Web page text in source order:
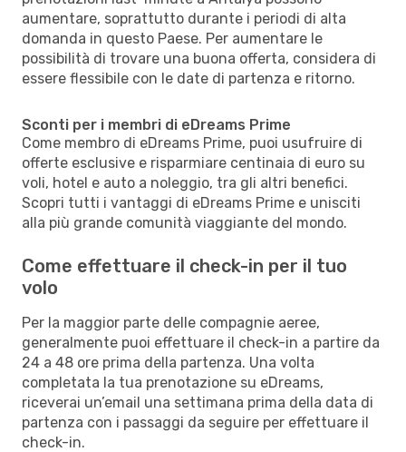
aumentare, soprattutto durante i periodi di alta
domanda in questo Paese. Per aumentare le
possibilità di trovare una buona offerta, considera di
essere flessibile con le date di partenza e ritorno.
Sconti per i membri di eDreams Prime
Come membro di eDreams Prime, puoi usufruire di
offerte esclusive e risparmiare centinaia di euro su
voli, hotel e auto a noleggio, tra gli altri benefici.
Scopri tutti i vantaggi di eDreams Prime e unisciti
alla più grande comunità viaggiante del mondo.
Come effettuare il check-in per il tuo
volo
Per la maggior parte delle compagnie aeree,
generalmente puoi effettuare il check-in a partire da
24 a 48 ore prima della partenza. Una volta
completata la tua prenotazione su eDreams,
riceverai un’email una settimana prima della data di
partenza con i passaggi da seguire per effettuare il
check-in.